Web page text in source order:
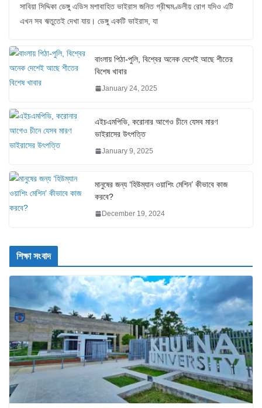
সাবিয়া সিদ্দিকা ডেঙ্গু এডিস মশাবাহিত ভাইরাস জনিত গ্রীষ্মমণ্ডলীয় রোগ যদিও এটি
এখন সব ঋতুতেই দেখা যায়। ডেঙ্গু একটি ভাইরাস, যা
বাংলায় পিঠা-পুলি, বিশ্বের অনেক দেশেই আছে শীতের
বিশেষ খাবার
January 24, 2025
এইচএমপিভি, করোনার আগেও চীনে যেসব মারণ
ভাইরাসের উৎপত্তি
January 9, 2025
মানুষের জন্য ‘হিউম্যান ওয়াশিং মেশিন’ কীভাবে কাজ
করবে?
December 19, 2024
শিক্ষা সংবাদ